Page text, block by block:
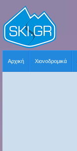
Αρχική Χιονοδρομικά